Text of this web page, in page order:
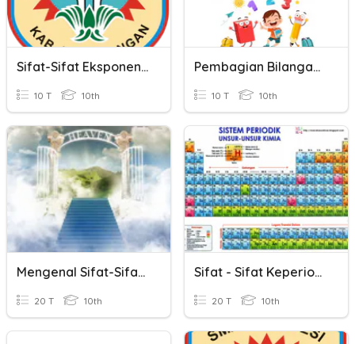
Sifat-Sifat Eksponensial
10 T 10th
Pembagian Bilangan Bulat Dan Sifatnya
10 T 10th
Mengenal Sifat-Sifat Allah
20 T 10th
Sifat - Sifat Keperiodikan
20 T 10th